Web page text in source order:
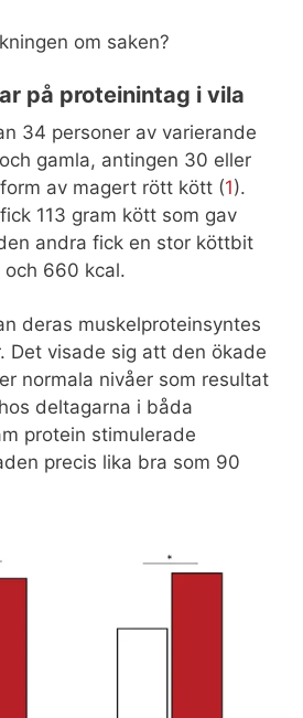
om saken?
på proteinintag i vila
34 personer av varierande
gamla, antingen 30 eller
av magert rött kött (1).
113 gram kött som gav
andra fick en stor köttbit
660 kcal.
deras muskelproteinsyntes
Det visade sig att den ökade
normala nivåer som resultat
deltagarna i båda
protein stimulerade
precis lika bra som 90